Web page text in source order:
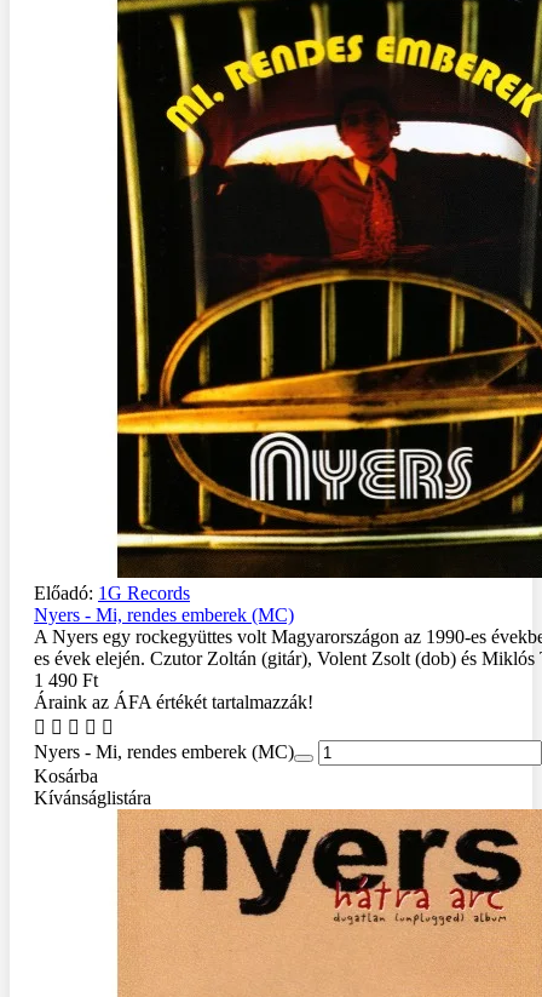
Előadó: 1G Records
Nyers - Mi, rendes emberek (MC)
A Nyers egy rockegyüttes volt Magyarországon az 1990-es
es évek elején. Czutor Zoltán (gitár), Volent Zsolt (dob) és Miklós
1 490 Ft
Áraink az ÁFA értékét tartalmazzák!
Nyers - Mi, rendes emberek (MC)
Kosárba
Kívánságlistára